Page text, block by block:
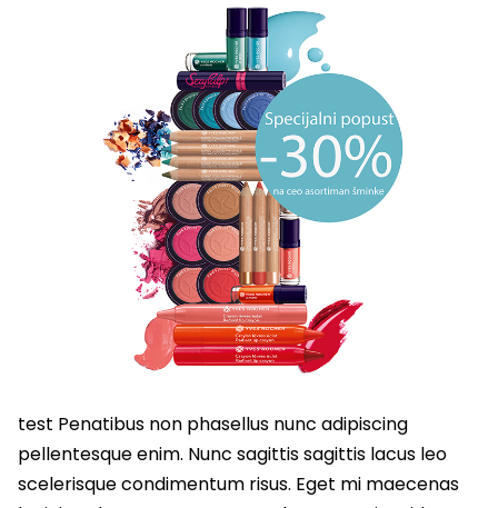
test Penatibus non phasellus nunc adipiscing
pellentesque enim. Nunc sagittis sagittis lacus leo
scelerisque condimentum risus. Eget mi maecenas